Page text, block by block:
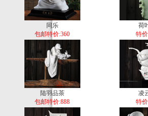
同乐
包邮特价:360
荷
特
陆羽品茶
包邮特价:888
凌
特